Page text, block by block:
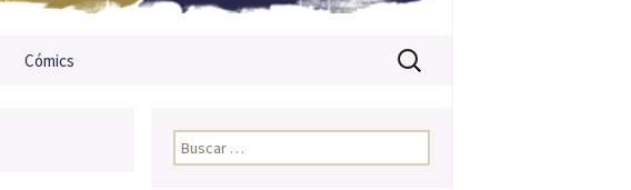
Cómics Buscar:
Buscar: